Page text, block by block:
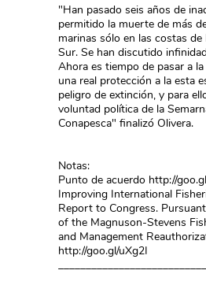
"Han pasado seis años de
permitido la muerte de más
marinas sólo en las costas de
Sur. Se han discutido
Ahora es tiempo de pasar a
una real protección a la esta
peligro de extinción, y para
voluntad política de la
Conapesca" finalizó Olivera.
Notas:
Punto de acuerdo http://
Improving International
Report to Congress.
of the Magnuson-Stevens
and Management
http://goo.gl/uXg2I